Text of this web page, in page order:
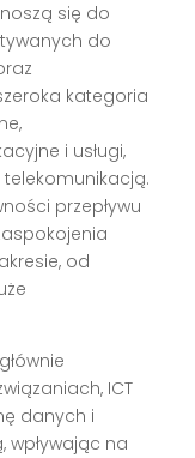
się do
do
kategoria
i usługi,
przepływu
od
ICT
danych i
wpływając na